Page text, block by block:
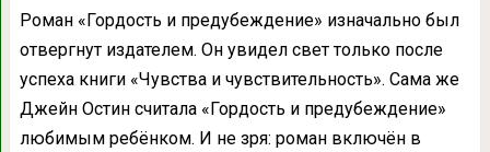
Роман «Гордость и предубеждение» изначально был
отвергнут издателем. Он увидел свет только после
успеха книги «Чувства и чувствительность». Сама же
Джейн Остин считала «Гордость и предубеждение»
любимым ребёнком. И не зря: роман включён в